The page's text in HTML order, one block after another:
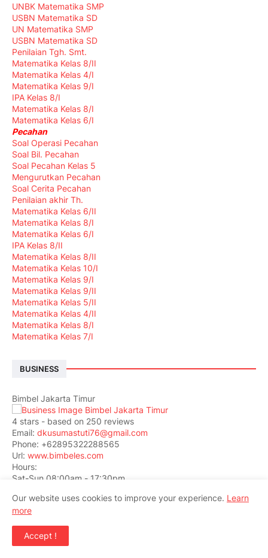
UNBK Matematika SMP
USBN Matematika SD
UN Matematika SMP
USBN Matematika SD
Penilaian Tgh. Smt.
Matematika Kelas 8/II
Matematika Kelas 4/I
Matematika Kelas 9/I
IPA Kelas 8/I
Matematika Kelas 8/I
Matematika Kelas 6/I
Pecahan
Soal Operasi Pecahan
Soal Bil. Pecahan
Soal Pecahan Kelas 5
Mengurutkan Pecahan
Soal Cerita Pecahan
Penilaian akhir Th.
Matematika Kelas 6/II
Matematika Kelas 8/I
Matematika Kelas 6/I
IPA Kelas 8/II
Matematika Kelas 8/II
Matematika Kelas 10/I
Matematika Kelas 9/I
Matematika Kelas 9/II
Matematika Kelas 5/II
Matematika Kelas 4/II
Matematika Kelas 8/I
Matematika Kelas 7/I
BUSINESS
Bimbel Jakarta Timur
4 stars - based on 250 reviews
Email: dkusumastuti76@gmail.com
Phone: +62895322288565
Url: www.bimbeles.com
Hours:
Sat-Sun 08:00am - 17:30pm
Cash
Jl. Wijaya Kusuma I, Durensawit, Malaka Sari
Jakarta,Jakarta Indonesia
IDR500000
Bimbel Jakarta Timur Bimbingan Belajar Sistem Pembelajaran
Our website uses cookies to improve your experience. Learn
more
Accept !